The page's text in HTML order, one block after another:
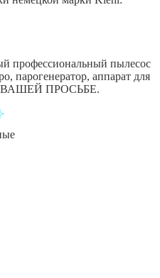
профессиональный пылесос
парогенератор, аппарат для
ВАШЕЙ ПРОСЬБЕ.